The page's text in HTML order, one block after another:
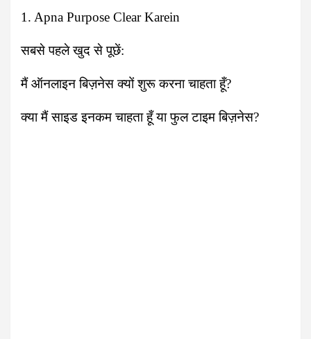
1. Apna Purpose Clear Karein
सबसे पहले खुद से पूछें:
मैं ऑनलाइन बिज़नेस क्यों शुरू करना चाहता हूँ?
क्या मैं साइड इनकम चाहता हूँ या फुल टाइम बिज़नेस?